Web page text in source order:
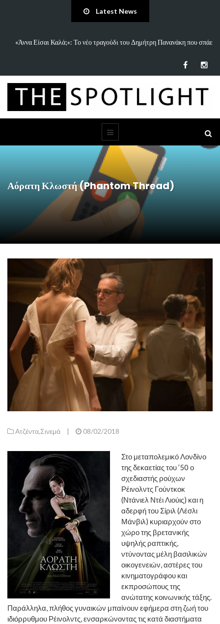
Latest News
«Άννα Είσαι Καλά;»: Το νέο τραγούδι του Δημήτρη Πανανάκη που σπάει
Αόρατη Κλωστή (Phantom Thread)
Ατζέντα,Σινεμά | 08/02/2018
Στο μεταπολεμικό Λονδίνο
της δεκαετίας του ’50 ο
σχεδιαστής ρούχων
Ρέινολντς Γούντκοκ
(Ντάνιελ Ντέι Λιούις) και η
αδερφή του Σίριλ (Λέσλι
Μάνβιλ) κυριαρχούν στο
χώρο της βρετανικής
υψηλής ραπτικής,
ντύνοντας μέλη βασιλικών
οικογενειών, αστέρες του
κινηματογράφου και
εκπροσώπους της
ανώτατης κοινωνικής τάξης.
Παράλληλα, πλήθος γυναικών μπαίνουν εφήμερα στη ζωή του
ιδιόρρυθμου Ρέινολντς, ενσαρκώνοντας τις κατά διαστήματα